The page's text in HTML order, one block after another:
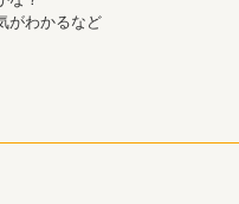
がわかるなど